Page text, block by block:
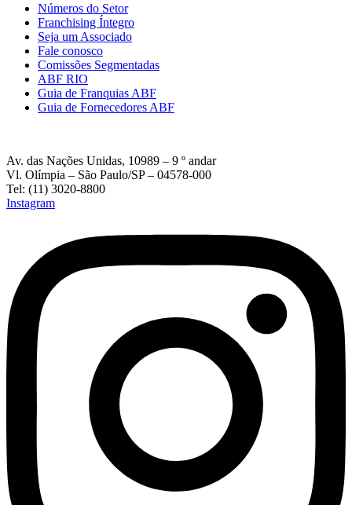
Números do Setor
Franchising Íntegro
Seja um Associado
Fale conosco
Comissões Segmentadas
ABF RIO
Guia de Franquias ABF
Guia de Fornecedores ABF
Av. das Nações Unidas, 10989 – 9 º andar
Vl. Olímpia – São Paulo/SP – 04578-000
Tel: (11) 3020-8800
Instagram